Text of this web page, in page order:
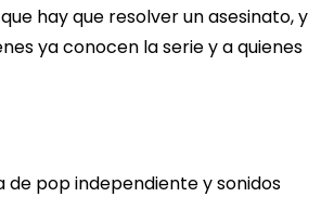
hay que resolver un asesinato, y
ya conocen la serie y a quienes
de pop independiente y sonidos